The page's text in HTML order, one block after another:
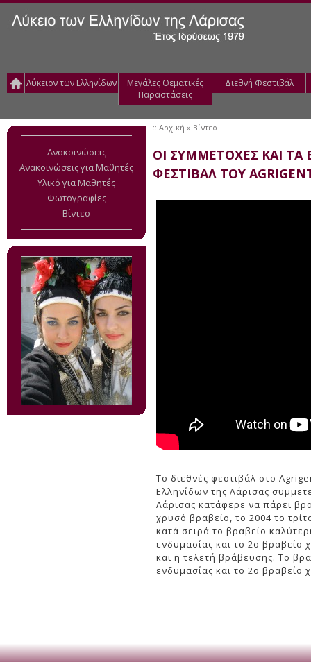
Λύκειον των Ελληνίδων
Μεγάλες Θεματικές
Παραστάσεις
Διεθνή Φεστιβάλ
Ανακοινώσεις
Ανακοινώσεις για Μαθητές
Υλικό για Μαθητές
Φωτογραφίες
Βίντεο
:: Αρχική » Βίντεο
ΟΙ ΣΥΜΜΕΤΟΧΕΣ ΚΑΙ ΤΑ
ΦΕΣΤΙΒΑΛ ΤΟΥ
Το διεθνές φεστιβάλ στο
Ελληνίδων της Λάρισας
Λάρισας κατάφερε να πάρει
χρυσό βραβείο, το 2004 το
κατά σειρά το βραβείο
ενδυμασίας και το 2ο
και η τελετή βράβευσης. Το
ενδυμασίας και το 2ο βραβείο